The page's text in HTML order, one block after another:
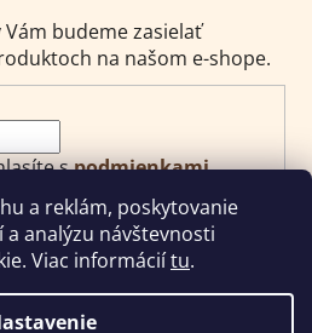
a reklám, poskytovanie
analýzu návštevnosti
Viac informáciítu.
budeme zasielať
na našom e-shope.
spodmienkami